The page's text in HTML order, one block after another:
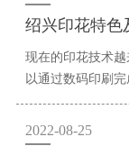
绍兴印花特色
现在的印花技术
以通过数码印刷完
2022-08-25